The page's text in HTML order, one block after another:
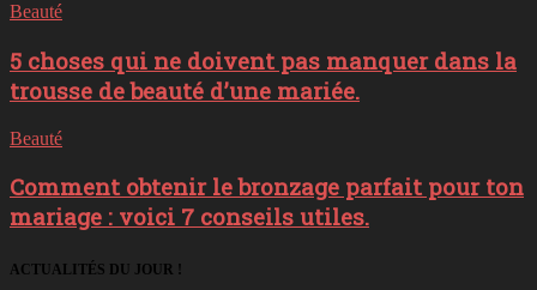
Beauté
5 choses qui ne doivent pas manquer dans la
trousse de beauté d’une mariée.
Beauté
Comment obtenir le bronzage parfait pour ton
mariage : voici 7 conseils utiles.
ACTUALITÉS DU JOUR !